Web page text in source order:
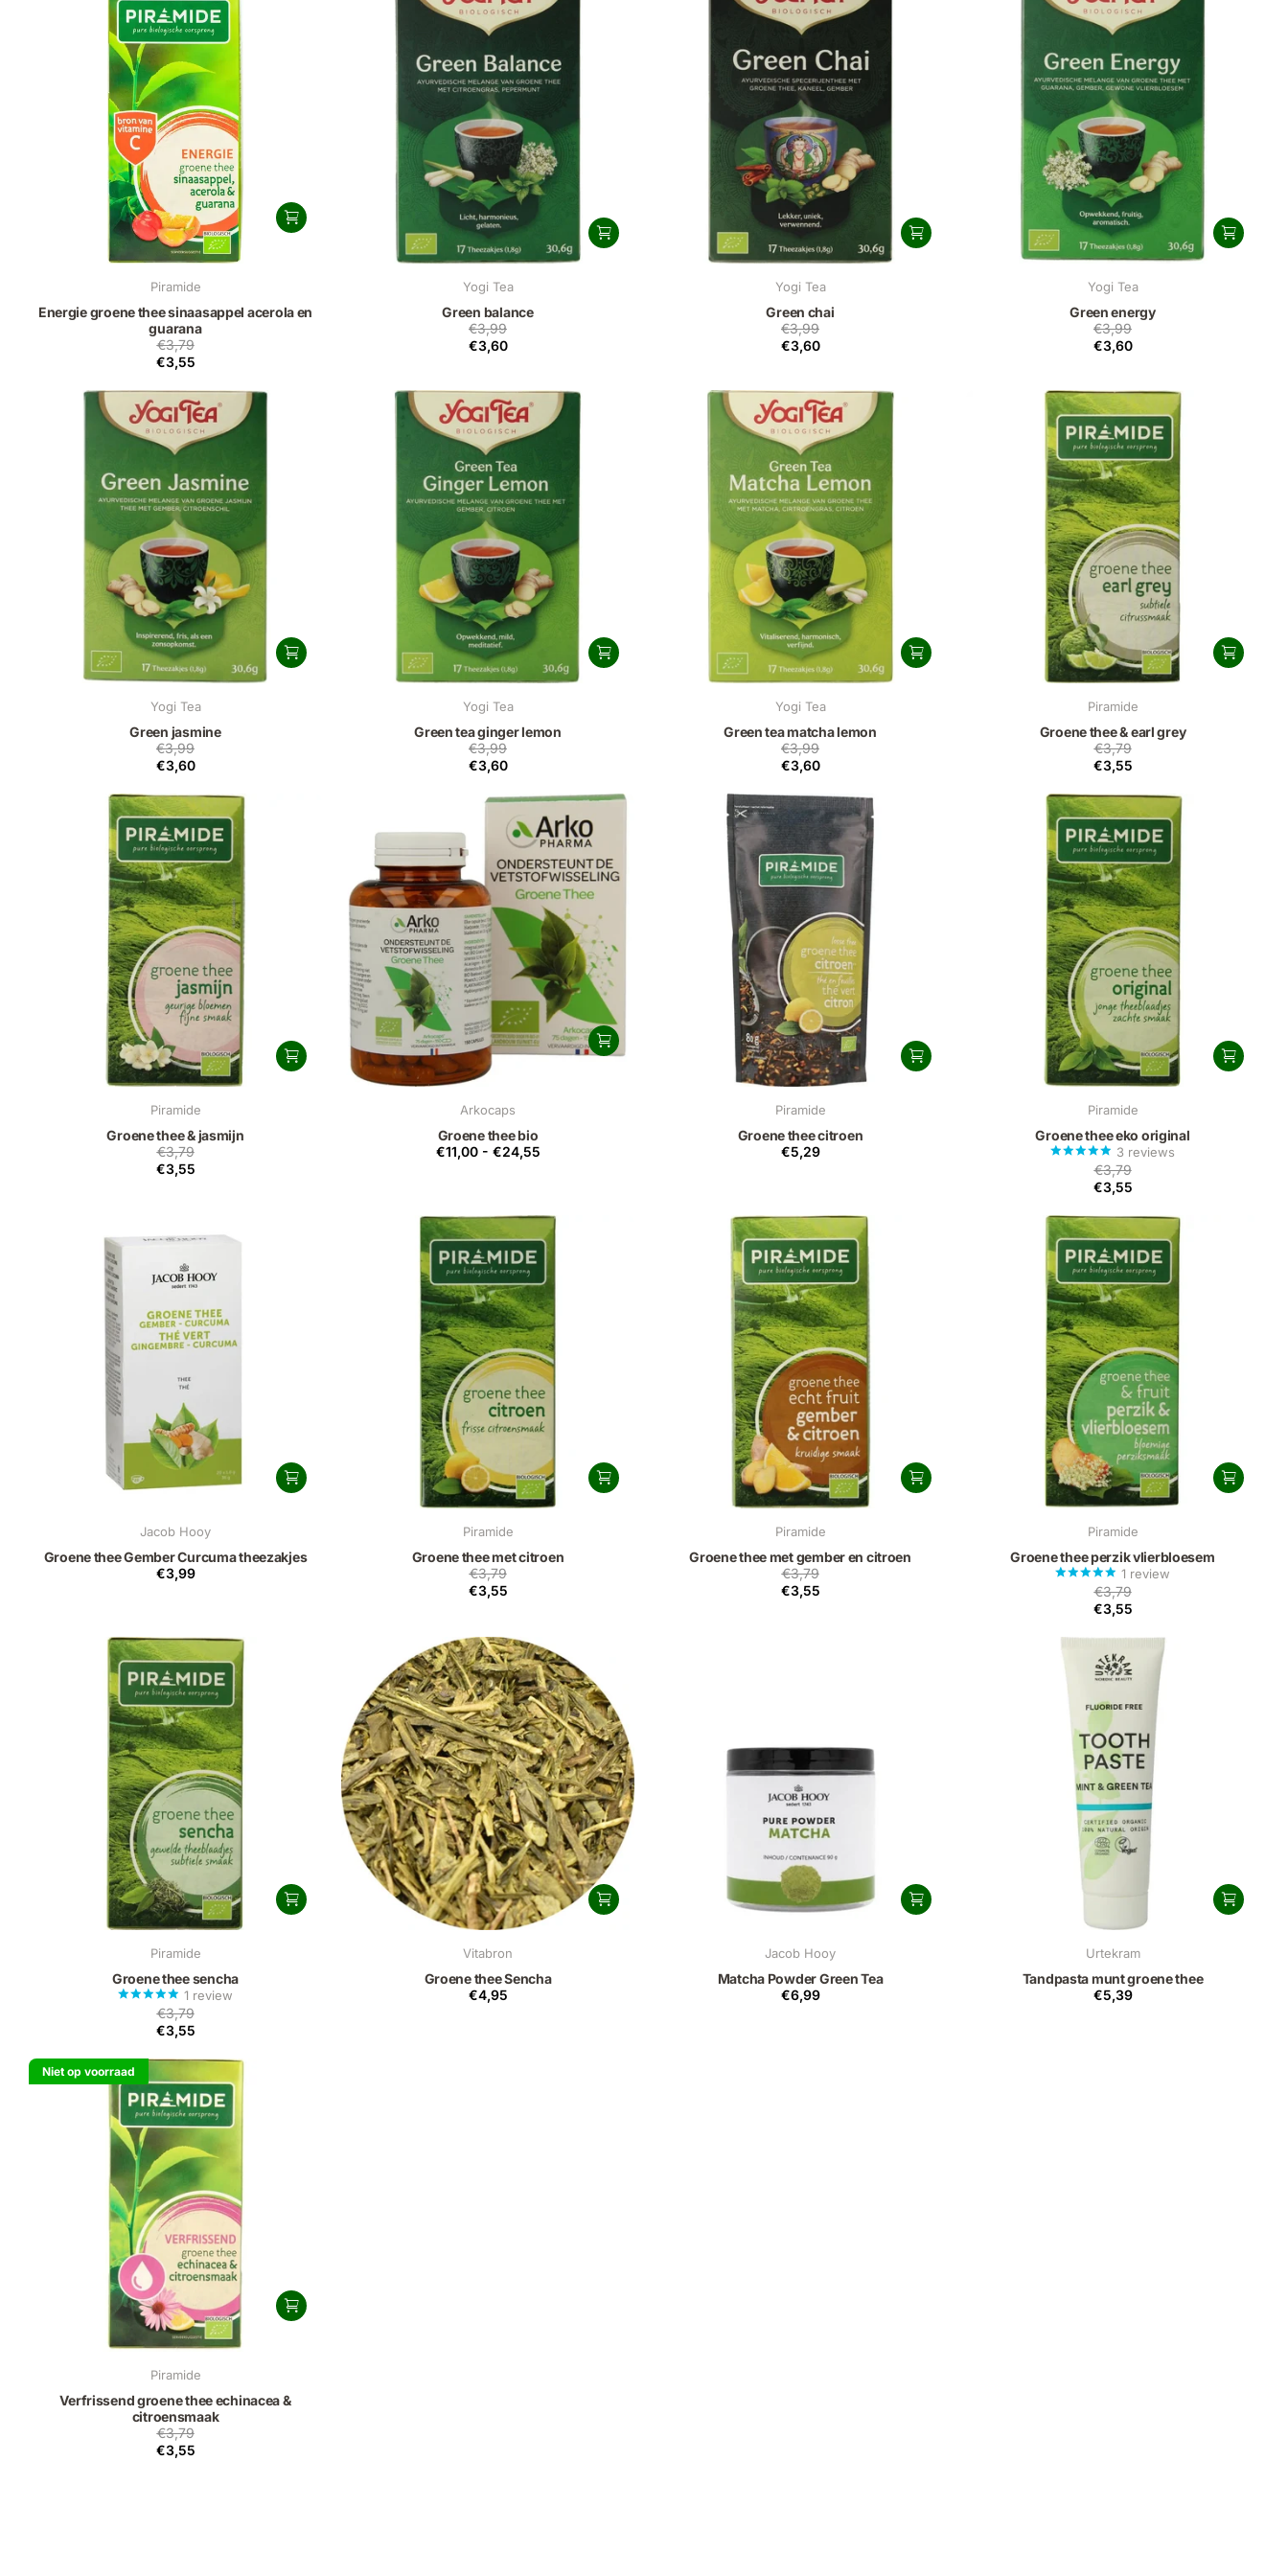
Piramide
Energie groene thee sinaasappel acerola en
guarana
€3,79
€3,55
Yogi Tea
Green balance
€3,99
€3,60
Yogi Tea
Green chai
€3,99
€3,60
Yogi Tea
Green energy
€3,99
€3,60
Yogi Tea
Green jasmine
€3,99
€3,60
Yogi Tea
Green tea ginger lemon
€3,99
€3,60
Yogi Tea
Green tea matcha lemon
€3,99
€3,60
Piramide
Groene thee & earl grey
€3,79
€3,55
Piramide
Groene thee & jasmijn
€3,79
€3,55
Arkocaps
Groene thee bio
€11,00- €24,55
Piramide
Groene thee citroen
€5,29
Piramide
Groene thee eko original
3 reviews
€3,79
€3,55
Jacob Hooy
Groene thee Gember Curcuma theezakjes
€3,99
Piramide
Groene thee met citroen
€3,79
€3,55
Piramide
Groene thee met gember en citroen
€3,79
€3,55
Piramide
Groene thee perzik vlierbloesem
1 review
€3,79
€3,55
Piramide
Groene thee sencha
1 review
€3,79
€3,55
Vitabron
Groene thee Sencha
€4,95
Jacob Hooy
Matcha Powder Green Tea
€6,99
Urtekram
Tandpasta munt groene thee
€5,39
Niet op voorraad
Piramide
Verfrissend groene thee echinacea &
citroensmaak
€3,79
€3,55